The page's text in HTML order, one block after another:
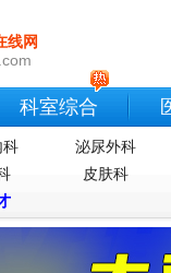
线网
科室综合
科
泌尿外科
皮肤科